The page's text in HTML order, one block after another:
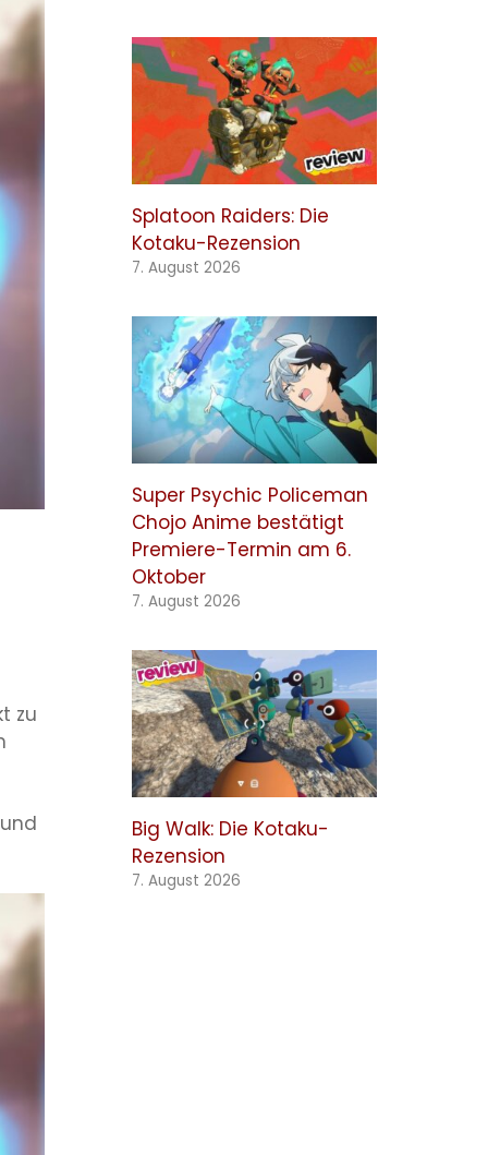
zu
Splatoon Raiders: Die
Kotaku-Rezension
7. August 2026
Super Psychic Policeman
Chojo Anime bestätigt
Premiere-Termin am 6.
Oktober
7. August 2026
Big Walk: Die Kotaku-
Rezension
7. August 2026